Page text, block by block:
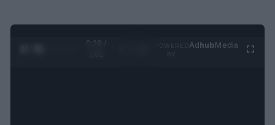
0:29 /
AdhubMedia